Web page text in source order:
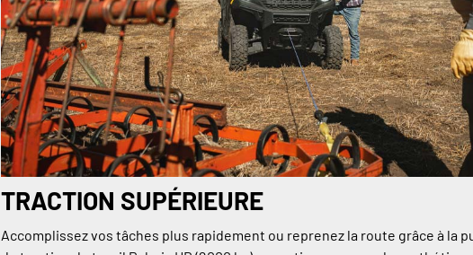
TRACTION SUPÉRIEURE
Accomplissez vos tâches plus rapidement ou reprenez la route grâce à la